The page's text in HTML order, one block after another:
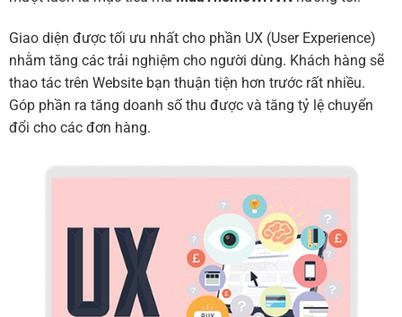
Giao diện được tối ưu nhất cho phần UX (User Experience)
nhằm tăng các trải nghiệm cho người dùng. Khách hàng sẽ
thao tác trên Website bạn thuận tiện hơn trước rất nhiều.
Góp phần ra tăng doanh số thu được và tăng tỷ lệ chuyển
đổi cho các đơn hàng.